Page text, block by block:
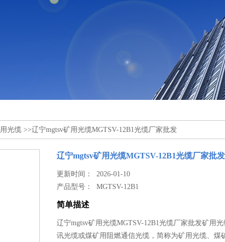
光缆 >>辽宁mgtsv矿用光缆MGTSV-12B1光缆厂家批发
辽宁mgtsv矿用光缆MGTSV-12B1光缆厂家批发
更新时间： 2026-01-10
产品型号：MGTSV-12B1
简单描述
辽宁mgtsv矿用光缆MGTSV-12B1光缆厂家批发矿用
讯光缆或煤矿用阻燃通信光缆，简称为矿用光缆、煤